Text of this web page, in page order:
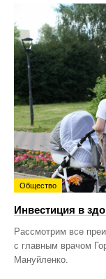
Общество
Инвестиция в
Рассмотрим все
с главным врачом
Мануйленко.